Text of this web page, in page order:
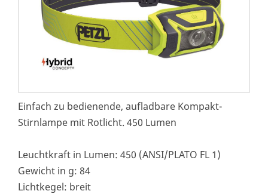
Einfach zu bedienende, aufladbare Kompakt-
Stirnlampe mit Rotlicht. 450 Lumen
Leuchtkraft in Lumen: 450 (ANSI/PLATO FL 1)
Gewicht in g: 84
Lichtkegel: breit